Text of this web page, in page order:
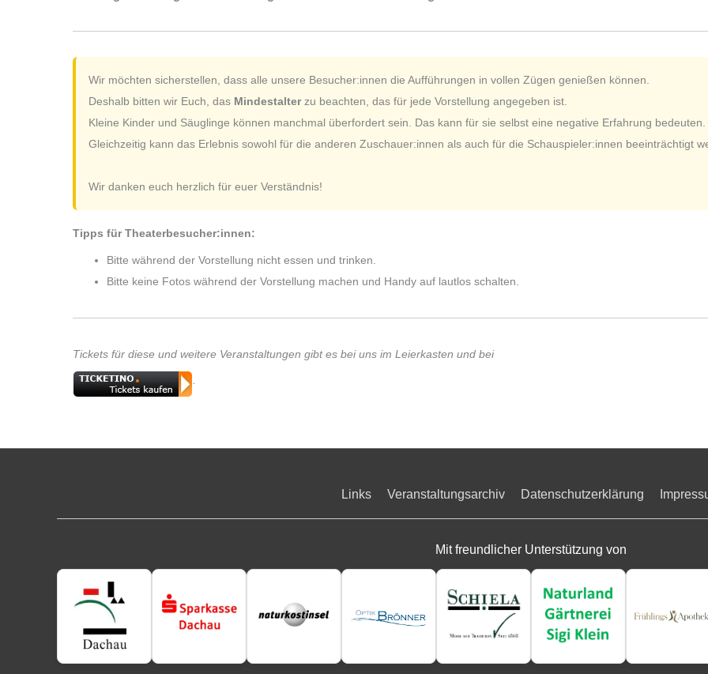
Wir möchten sicherstellen, dass alle unsere Besucher:innen die Aufführungen in vollen Zügen genießen können.
Deshalb bitten wir Euch, das Mindestalterzu beachten, das für jede Vorstellung angegeben ist.
Kleine Kinder und Säuglinge können manchmal überfordert sein. Das kann für sie selbst eine negative Erfahrung bedeuten.
Gleichzeitig kann das Erlebnis sowohl für die anderen Zuschauer:innen als auch für die Schauspieler:innen beeinträchtigt
Wir danken euch herzlich für euer Verständnis!
Tipps für Theaterbesucher:innen:
Bitte während der Vorstellung nicht essen und trinken.
Bitte keine Fotos während der Vorstellung machen und Handy auf lautlos schalten.
Tickets für diese und weitere Veranstaltungen gibt es bei uns im Leierkasten und bei
.
Links Veranstaltungsarchiv Datenschutzerklärung
Mit freundlicher Unterstützung von